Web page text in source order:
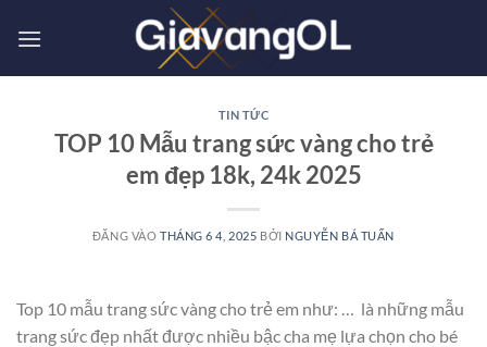
qua
TIN TỨC
TOP 10 Mẫu trang sức vàng cho trẻ
em đẹp 18k, 24k 2025
ĐĂNG VÀO THÁNG 6 4, 2025 BỞI NGUYỄN BÁ TUẤN
Top 10 mẫu trang sức vàng cho trẻ em như: … là những mẫu
trang sức đẹp nhất được nhiều bậc cha mẹ lựa chọn cho bé